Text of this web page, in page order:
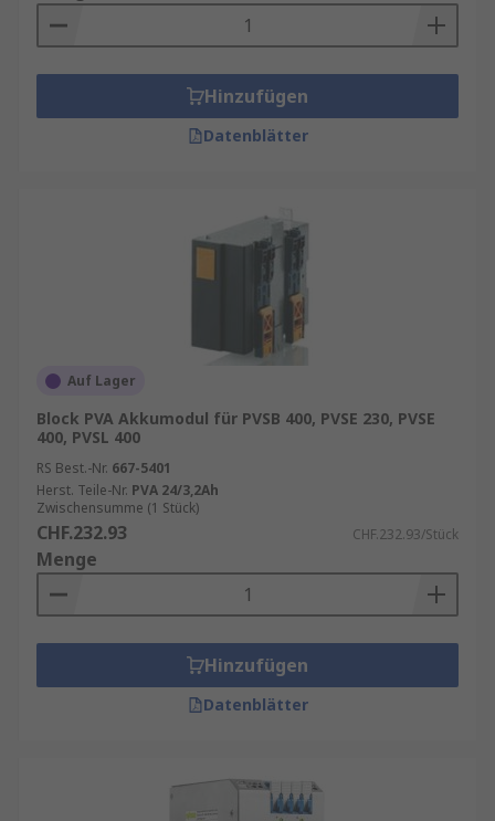
Hinzufügen
Datenblätter
Auf Lager
Block PVA Akkumodul für PVSB 400, PVSE 230, PVSE
400, PVSL 400
RS Best.-Nr. 667-5401
Herst. Teile-Nr. PVA 24/3,2Ah
Zwischensumme (1 Stück)
CHF.232.93 CHF.232.93/Stück
Menge
Hinzufügen
Datenblätter